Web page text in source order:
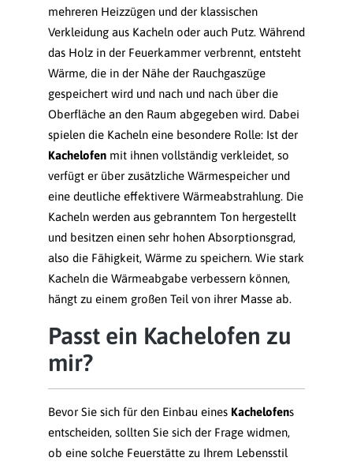
mehreren Heizzügen und der klassischen
Verkleidung aus Kacheln oder auch Putz. Während
das Holz in der Feuerkammer verbrennt, entsteht
Wärme, die in der Nähe der Rauchgaszüge
gespeichert wird und nach und nach über die
Oberfläche an den Raum abgegeben wird. Dabei
spielen die Kacheln eine besondere Rolle: Ist der
Kachelofenmit ihnen vollständig verkleidet, so
verfügt er über zusätzliche Wärmespeicher und
eine deutliche effektivere Wärmeabstrahlung. Die
Kacheln werden aus gebranntem Ton hergestellt
und besitzen einen sehr hohen Absorptionsgrad,
also die Fähigkeit, Wärme zu speichern. Wie stark
Kacheln die Wärmeabgabe verbessern können,
hängt zu einem großen Teil von ihrer Masse ab.
Passt ein Kachelofen zu
mir?
Bevor Sie sich für den Einbau eines Kachelofens
entscheiden, sollten Sie sich der Frage widmen,
ob eine solche Feuerstätte zu Ihrem Lebensstil